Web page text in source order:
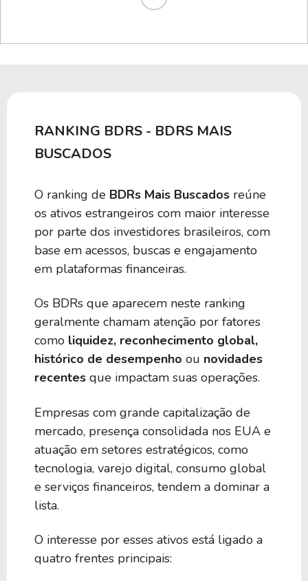
RANKING BDRS - BDRS MAIS
BUSCADOS
O ranking de BDRs Mais Buscados reúne
os ativos estrangeiros com maior interesse
por parte dos investidores brasileiros, com
base em acessos, buscas e engajamento
em plataformas financeiras.
Os BDRs que aparecem neste ranking
geralmente chamam atenção por fatores
como liquidez, reconhecimento global,
histórico de desempenho ou novidades
recentes que impactam suas operações.
Empresas com grande capitalização de
mercado, presença consolidada nos EUA e
atuação em setores estratégicos, como
tecnologia, varejo digital, consumo global
e serviços financeiros, tendem a dominar a
lista.
O interesse por esses ativos está ligado a
quatro frentes principais: